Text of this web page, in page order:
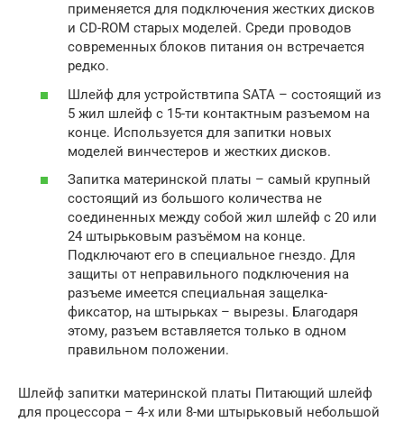
применяется для подключения жестких дисков
и CD-ROM старых моделей. Среди проводов
современных блоков питания он встречается
редко.
Шлейф для устройствтипа SATA – состоящий из
5 жил шлейф с 15-ти контактным разъемом на
конце. Используется для запитки новых
моделей винчестеров и жестких дисков.
Запитка материнской платы – самый крупный
состоящий из большого количества не
соединенных между собой жил шлейф с 20 или
24 штырьковым разъёмом на конце.
Подключают его в специальное гнездо. Для
защиты от неправильного подключения на
разъеме имеется специальная защелка-
фиксатор, на штырьках – вырезы. Благодаря
этому, разъем вставляется только в одном
правильном положении.
Шлейф запитки материнской платы Питающий шлейф
для процессора – 4-х или 8-ми штырьковый небольшой